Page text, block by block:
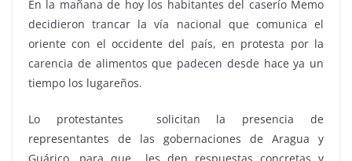
En la mañana de hoy los habitantes del caserío Memo
decidieron trancar la vía nacional que comunica el
oriente con el occidente del país, en protesta por la
carencia de alimentos que padecen desde hace ya un
tiempo los lugareños.
Lo protestantes solicitan la presencia de
representantes de las gobernaciones de Aragua y